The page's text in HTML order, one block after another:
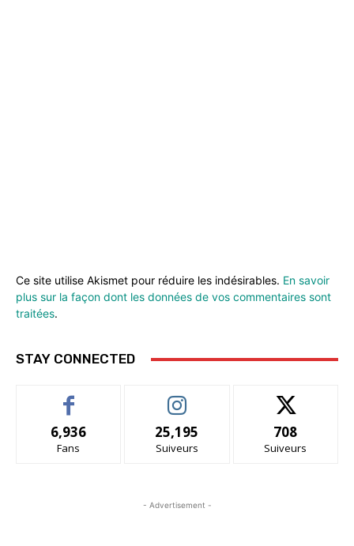
Ce site utilise Akismet pour réduire les indésirables. En savoir
plus sur la façon dont les données de vos commentaires sont
traitées.
STAY CONNECTED
6,936
Fans
25,195
Suiveurs
708
Suiveurs
- Advertisement -